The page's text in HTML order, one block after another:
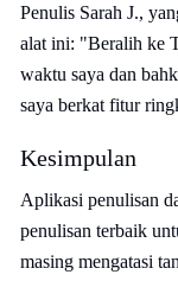
Penulis Sarah J.,
alat ini: "Beralih ke
waktu saya dan
saya berkat fitur
Kesimpulan
Aplikasi penulisan
penulisan terbaik
masing mengatasi